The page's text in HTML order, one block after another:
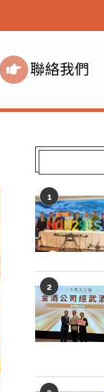
聯絡我們
1
2